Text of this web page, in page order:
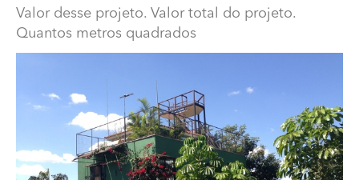
Valor desse projeto. Valor total do projeto.
Quantos metros quadrados